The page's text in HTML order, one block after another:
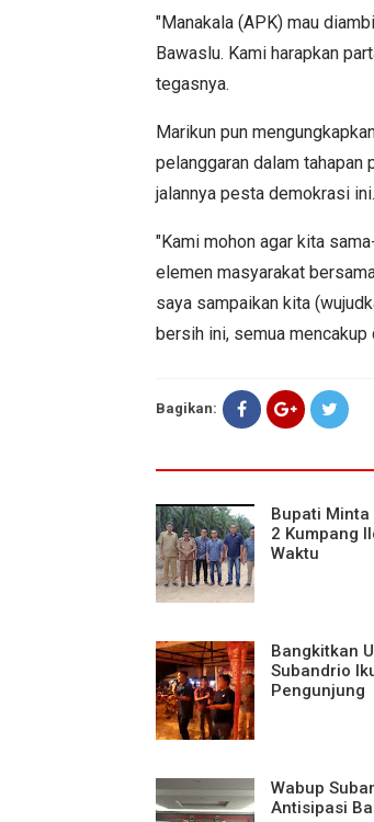
"Manakala (APK) mau
Bawaslu. Kami harapkan
tegasnya.
Marikun pun
pelanggaran dalam
jalannya pesta demokrasi ini.
"Kami mohon agar kita
elemen masyarakat
saya sampaikan kita
bersih ini, semua mencakup
Bagikan:
Bupati
2 Kumpang
Waktu
Bangkitkan
Subandrio
Pengunjung
Wabup
Antisipasi